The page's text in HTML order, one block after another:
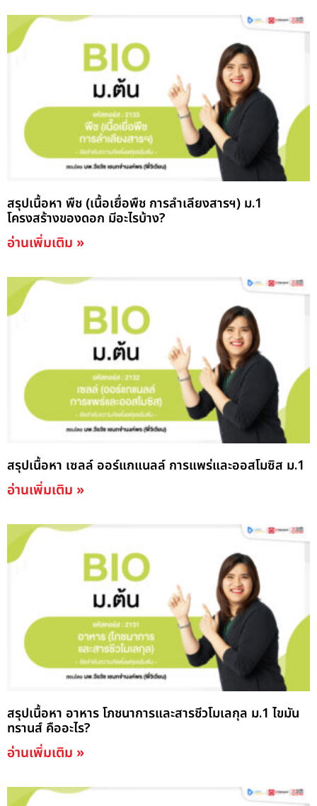
สรุปเนื้อหา พืช (เนื้อเยื่อพืช การลำเลียงสารฯ) ม.1
โครงสร้างของดอก มีอะไรบ้าง?
อ่านเพิ่มเติม »
สรุปเนื้อหา เซลล์ ออร์แกแนลล์ การแพร่และออสโมซิส ม.1
อ่านเพิ่มเติม »
สรุปเนื้อหา อาหาร โภชนาการและสารชีวโมเลกุล ม.1 ไขมัน
ทรานส์ คืออะไร?
อ่านเพิ่มเติม »